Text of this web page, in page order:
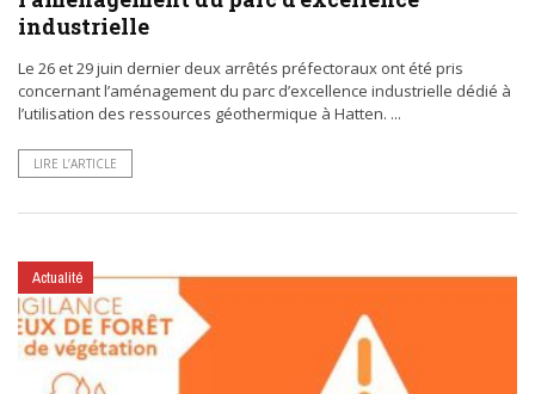
industrielle
Le 26 et 29 juin dernier deux arrêtés préfectoraux ont été pris
concernant l’aménagement du parc d’excellence industrielle dédié à
l’utilisation des ressources géothermique à Hatten. ...
LIRE L’ARTICLE
Actualité